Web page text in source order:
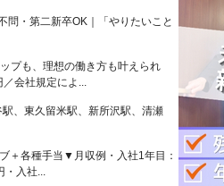
問・第二新卒OK｜「やりたいこと
プも、理想の働き方も叶えられ
会社規定によ...
、東久留米駅、新所沢駅、清瀬
＋各種手当▼月収例・入社1年目：
入社...